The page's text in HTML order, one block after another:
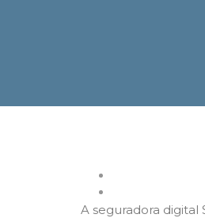
A seguradora digital